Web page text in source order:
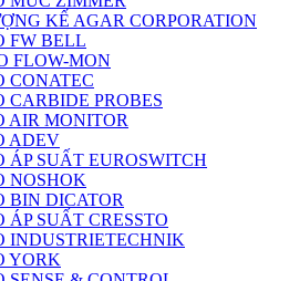
KẾ AGAR CORPORATION
FW BELL
FLOW-MON
CONATEC
CARBIDE PROBES
AIR MONITOR
ADEV
ÁP SUẤT EUROSWITCH
NOSHOK
BIN DICATOR
SUẤT CRESSTO
INDUSTRIETECHNIK
YORK